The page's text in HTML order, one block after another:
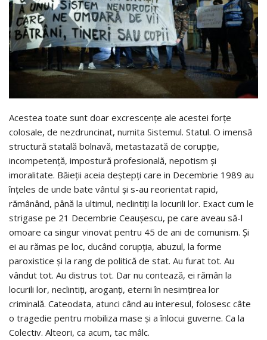
Acestea toate sunt doar excrescențe ale acestei forțe
colosale, de nezdruncinat, numita Sistemul. Statul. O imensă
structură statală bolnavă, metastazată de corupție,
incompetență, impostură profesională, nepotism și
imoralitate. Băieții aceia deștepți care in Decembrie 1989 au
înțeles de unde bate vântul și s-au reorientat rapid,
rămânând, până la ultimul, neclintiți la locurili lor. Exact cum le
strigase pe 21 Decembrie Ceaușescu, pe care aveau să-l
omoare ca singur vinovat pentru 45 de ani de comunism. Și
ei au rămas pe loc, ducând corupția, abuzul, la forme
paroxistice și la rang de politică de stat. Au furat tot. Au
vândut tot. Au distrus tot. Dar nu contează, ei rămân la
locurili lor, neclintiți, aroganți, eterni în nesimțirea lor
criminală. Cateodata, atunci când au interesul, folosesc câte
o tragedie pentru mobiliza mase și a înlocui guverne. Ca la
Colectiv. Alteori, ca acum, tac mâlc.